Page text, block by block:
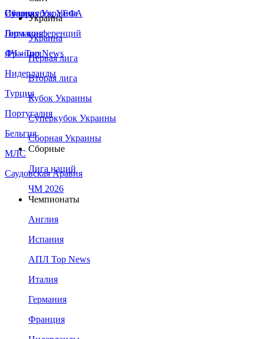
Сборная Украины
Италия
Германия
Франция
Нидерланды
Турция
Португалия
Бельгия
МЛС
Саудовская Аравия
Суперкубок УЕФА
Лига конференций
ЛЧ - Top News
Украина
Украина
Первая лига
Вторая лига
Кубок Украины
Суперкубок Украины
Сборная Украины
Сборные
Лига наций
ЧМ 2026
Чемпионаты
Англия
Испания
АПЛ Top News
Италия
Германия
Франция